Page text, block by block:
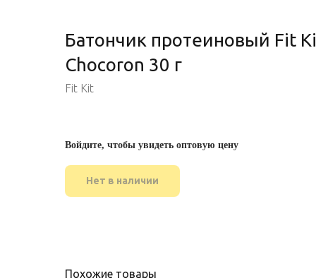
Батончик протеиновый Fit
Chocoron 30 г
Fit Kit
Войдите, чтобы увидеть оптовую цену
Нет в наличии
Похожие товары